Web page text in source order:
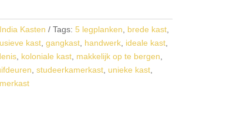
India Kasten Tags: 5 legplanken brede kast,
kast, gangkast, handwerk, ideale kast,
, koloniale kast, makkelijk op te bergen
studeerkamerkast, unieke kast,